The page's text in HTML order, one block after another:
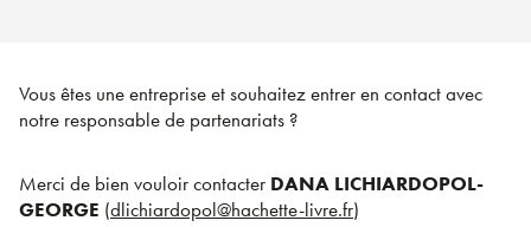
Vous êtes une entreprise et souhaitez entrer en contact avec
notre responsable de partenariats ?
Merci de bien vouloir contacter DANA LICHIARDOPOL-
GEORGE (dlichiardopol@hachette-livre.fr)